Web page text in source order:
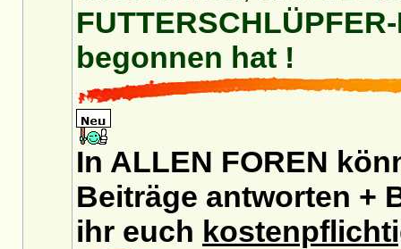
begonnen hat !
In ALLEN FOREN
Beiträge antworten +
ihr euch